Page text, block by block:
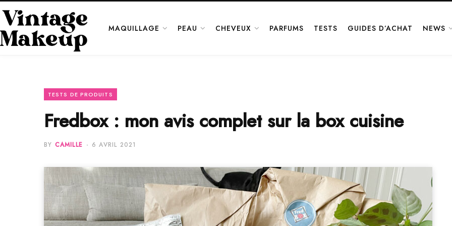
MAQUILLAGE PEAU CHEVEUX PARFUMS TESTS GUIDES D’ACHAT NEWS
TESTS DE PRODUITS
Fredbox : mon avis complet sur la box cuisine
BY CAMILLE 6 AVRIL 2021